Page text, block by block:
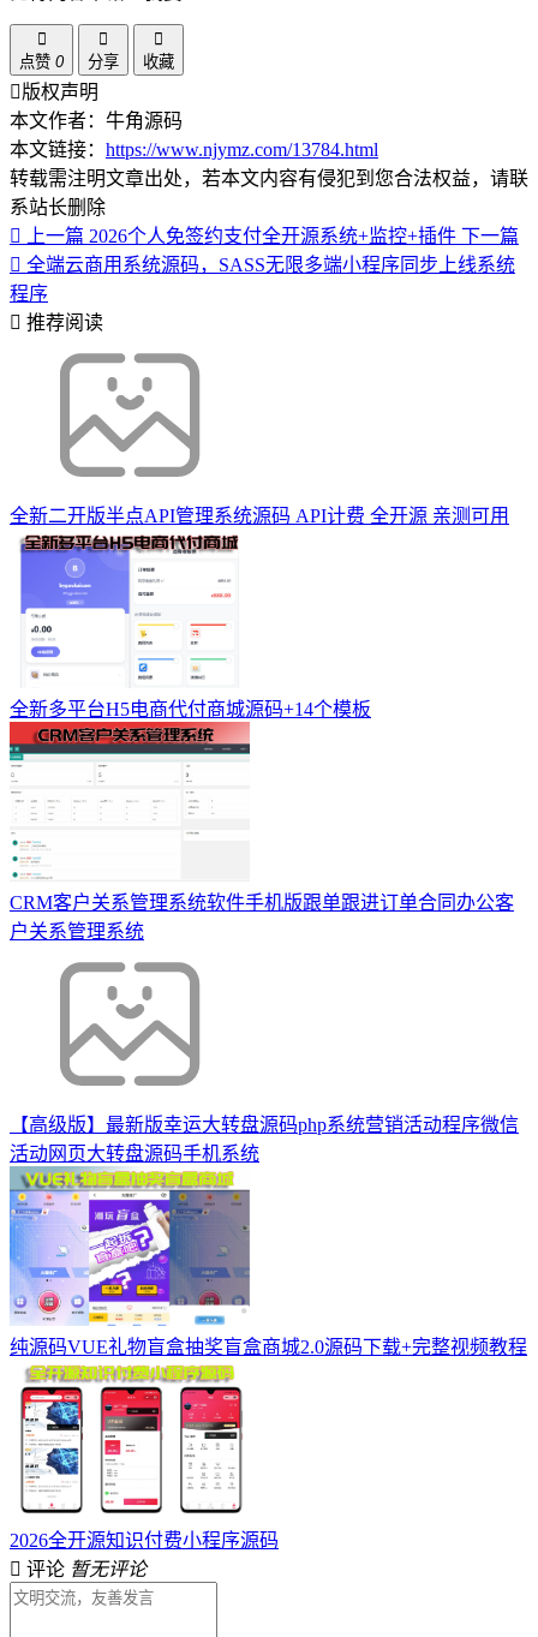
点赞 0 分享 收藏
版权声明
本文作者：牛角源码
本文链接： https://www.njymz.com/13784.html
转载需注明文章出处，若本文内容有侵犯到您合法权益，请联
系站长删除
上一篇 2026个人免签约支付全开源系统+监控+插件 下一篇
全端云商用系统源码，SASS无限多端小程序同步上线系统
程序
推荐阅读
全新二开版半点API管理系统源码 API计费 全开源 亲测可用
全新多平台H5电商代付商城源码+14个模板
CRM客户关系管理系统软件手机版跟单跟进订单合同办公客
户关系管理系统
【高级版】最新版幸运大转盘源码php系统营销活动程序微信
活动网页大转盘源码手机系统
纯源码VUE礼物盲盒抽奖盲盒商城2.0源码下载+完整视频教程
2026全开源知识付费小程序源码
评论 暂无评论